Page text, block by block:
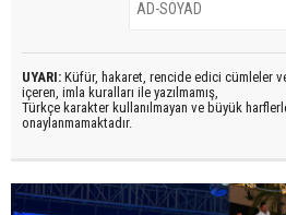
UYARI: Küfür, hakaret, rencide edici cümleler
içeren, imla kuralları ile yazılmamış,
Türkçe karakter kullanılmayan ve büyük
onaylanmamaktadır.